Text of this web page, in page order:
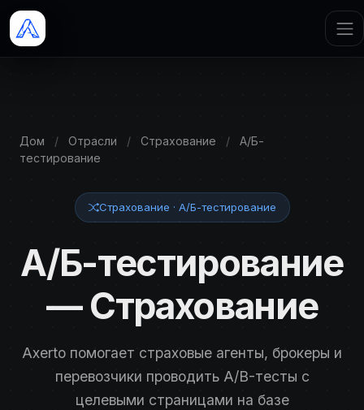
Дом / Отрасли / Страхование /
А/Б-
тестирование
Страхование · А/Б-тестирование
А/Б-тестирование
— Страхование
Axerto помогает страховые агенты, брокеры и
перевозчики проводить A/B-тесты с
целевыми страницами на базе